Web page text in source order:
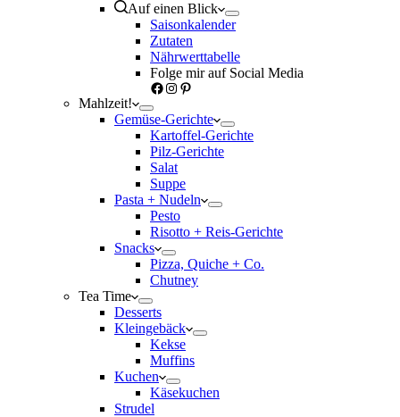
Auf einen Blick
Saisonkalender
Zutaten
Nährwerttabelle
Folge mir auf Social Media
Facebook
Instagram
Pinterest
Mahlzeit!
Gemüse-Gerichte
Kartoffel-Gerichte
Pilz-Gerichte
Salat
Suppe
Pasta + Nudeln
Pesto
Risotto + Reis-Gerichte
Snacks
Pizza, Quiche + Co.
Chutney
Tea Time
Desserts
Kleingebäck
Kekse
Muffins
Kuchen
Käsekuchen
Strudel